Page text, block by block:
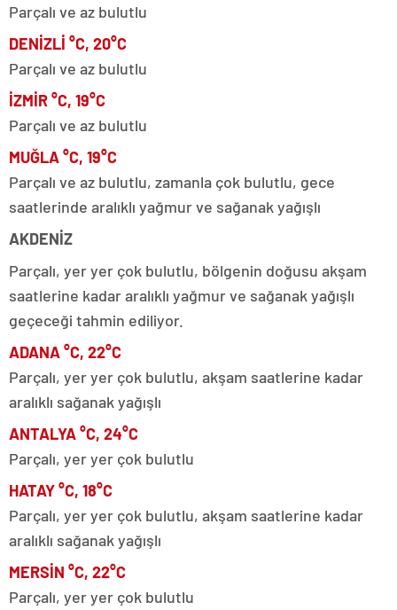
Parçalı ve az bulutlu
DENİZLİ °C, 20°C
Parçalı ve az bulutlu
İZMİR °C, 19°C
Parçalı ve az bulutlu
MUĞLA °C, 19°C
Parçalı ve az bulutlu, zamanla çok bulutlu, gece
saatlerinde aralıklı yağmur ve sağanak yağışlı
AKDENİZ
Parçalı, yer yer çok bulutlu, bölgenin doğusu akşam
saatlerine kadar aralıklı yağmur ve sağanak yağışlı
geçeceği tahmin ediliyor.
ADANA °C, 22°C
Parçalı, yer yer çok bulutlu, akşam saatlerine kadar
aralıklı sağanak yağışlı
ANTALYA °C, 24°C
Parçalı, yer yer çok bulutlu
HATAY °C, 18°C
Parçalı, yer yer çok bulutlu, akşam saatlerine kadar
aralıklı sağanak yağışlı
MERSİN °C, 22°C
Parçalı, yer yer çok bulutlu